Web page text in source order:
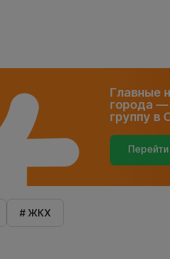
Главные
города —
группу в
Перейти
# ЖКХ